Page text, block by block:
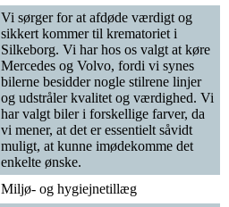
Vi sørger for at afdøde værdigt og
sikkert kommer til krematoriet i
Silkeborg. Vi har hos os valgt at køre
Mercedes og Volvo, fordi vi synes
bilerne besidder nogle stilrene linjer
og udstråler kvalitet og værdighed. Vi
har valgt biler i forskellige farver, da
vi mener, at det er essentielt såvidt
muligt, at kunne imødekomme det
enkelte ønske.
Miljø- og hygiejnetillæg